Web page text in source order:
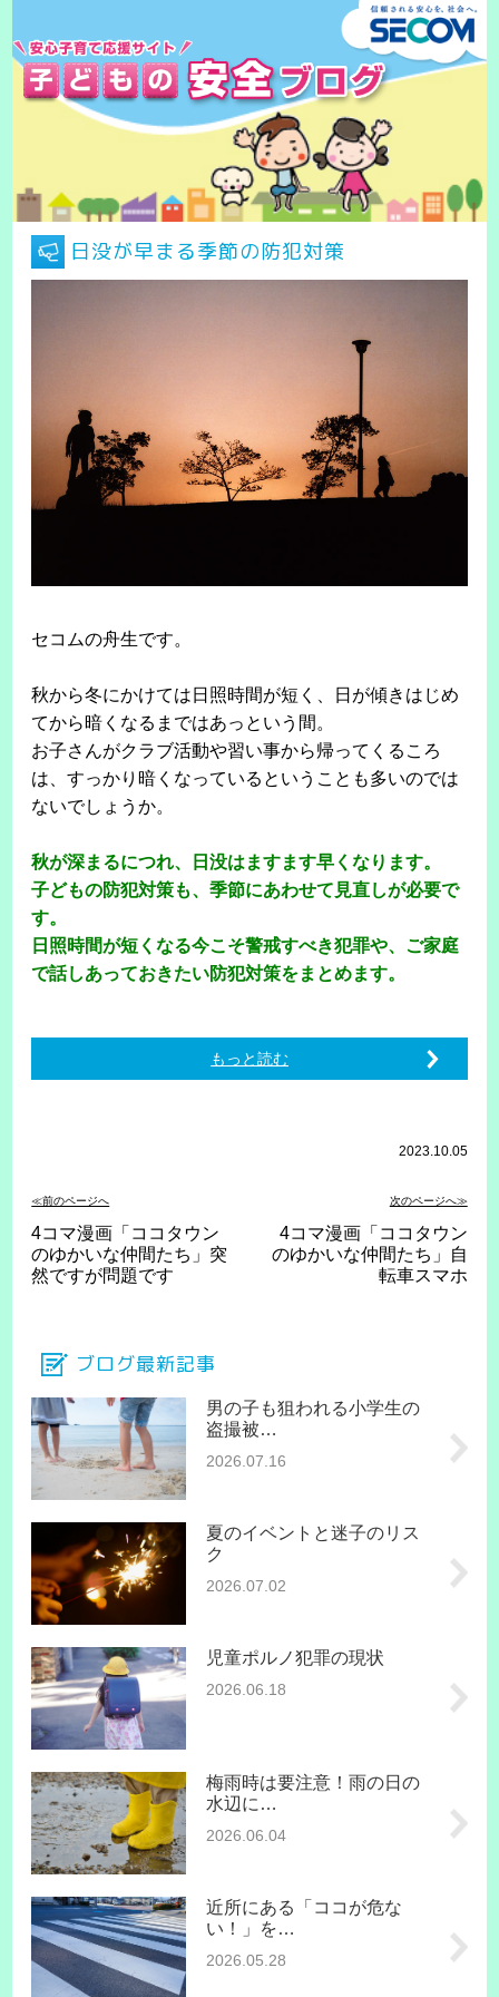
日没が早まる季節の防犯対策
セコムの舟生です。
秋から冬にかけては日照時間が短く、日が傾きはじめ
てから暗くなるまではあっという間。
お子さんがクラブ活動や習い事から帰ってくるころ
は、すっかり暗くなっているということも多いのでは
ないでしょうか。
秋が深まるにつれ、日没はますます早くなります。
子どもの防犯対策も、季節にあわせて見直しが必要で
す。
日照時間が短くなる今こそ警戒すべき犯罪や、ご家庭
で話しあっておきたい防犯対策をまとめます。
もっと読む
2023.10.05
≪前のページへ 次のページへ≫
4コマ漫画「ココタウン
のゆかいな仲間たち」突
然ですが問題です
4コマ漫画「ココタウン
のゆかいな仲間たち」自
転車スマホ
ブログ最新記事
男の子も狙われる小学生の
盗撮被…
2026.07.16
夏のイベントと迷子のリス
ク
2026.07.02
児童ポルノ犯罪の現状
2026.06.18
梅雨時は要注意！雨の日の
水辺に…
2026.06.04
近所にある「ココが危な
い！」を…
2026.05.28